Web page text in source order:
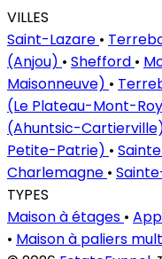
VILLES
Saint-Lazare •
(Anjou) • Shefford •
Maisonneuve) •
(Le Plateau-Mont-
(Ahuntsic-
Petite-Patrie) •
Charlemagne •
TYPES
Maison à étages •
• Maison à paliers